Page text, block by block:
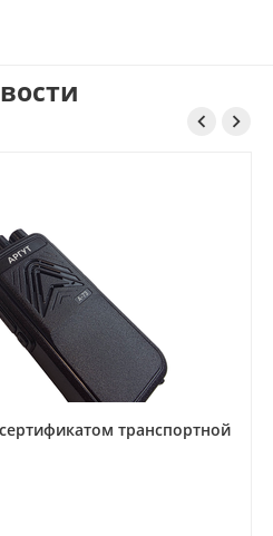
 
транспортной